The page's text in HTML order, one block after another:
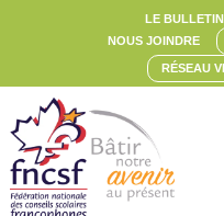
LE BULLETIN
NOUS JOINDRE
RÉSEAU